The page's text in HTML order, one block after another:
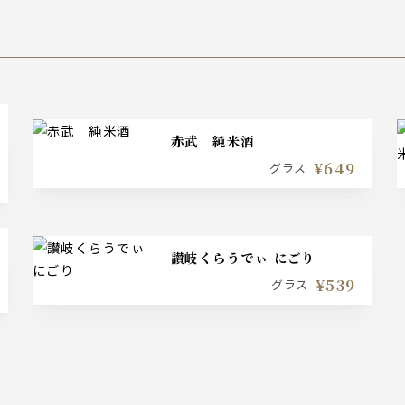
赤武 純米酒
グラス ¥649
讃岐くらうでぃ にごり
グラス ¥539